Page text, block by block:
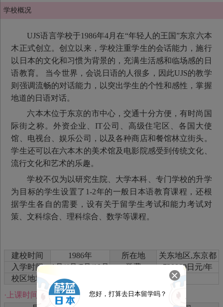
学校概况
UJS语言学校于1986年4月在“年轻人的王国”东京六本
木正式创立。创立以来，学校注重学生的会话能力，施行
以日本的文化和习惯为背景的，充满生活感和临场感的日
语教育。 当今世界，会说日语的人很多，因此UJS的教学
则强调流畅的对话能力，以突出学生的个性和感性，掌握
地道的日语对话。
六本木位于东京的市中心，交通十分方便，有时尚国
际街之称。外资企业、IT公司、高级住宅区、各国大使
馆、电视台、娱乐公司，以及各种商店和餐馆林立街头。
学生还可以在六本木的美术馆及电影院感受到传统文化、
流行文化和艺术的乐趣。
学校不仅为以研究生院、大学本科、专门学校的升学
为目标的学生设置了1-2年的一般日本语教育课程，还根
据学生各自的需要，设有关于留学生考试和能力考试对
策、文科综合、理科综合、数学等课程。
建校时间 1986年 所在地
关东地区,东京都
入学时间
1月/4月/7月/10月 学费
730000日元/年
校区地址
東京都港区六本木3-3-29
·上课时间
您好，打算去日本留学吗？